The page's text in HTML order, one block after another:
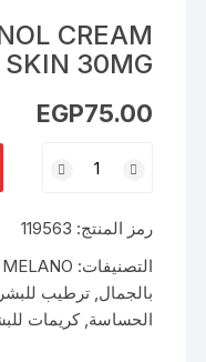
CREAM
30MG
EGP75.00
MELANTHENOL
SENSITIVE
SKIN
30MG
رمز المنتج: 119563
التصنيفات: MELANO
بالجمال,ترطيب
الحساسة,كريمات